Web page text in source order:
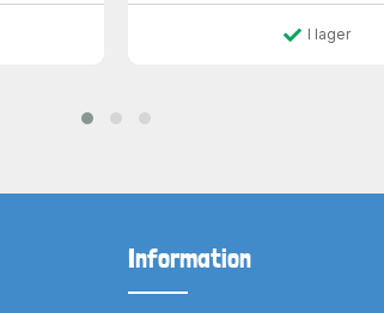
I lager
Information